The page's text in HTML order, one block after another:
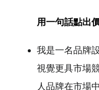
用一句話點出
我是一名品牌
視覺更具市場
人品牌在市場